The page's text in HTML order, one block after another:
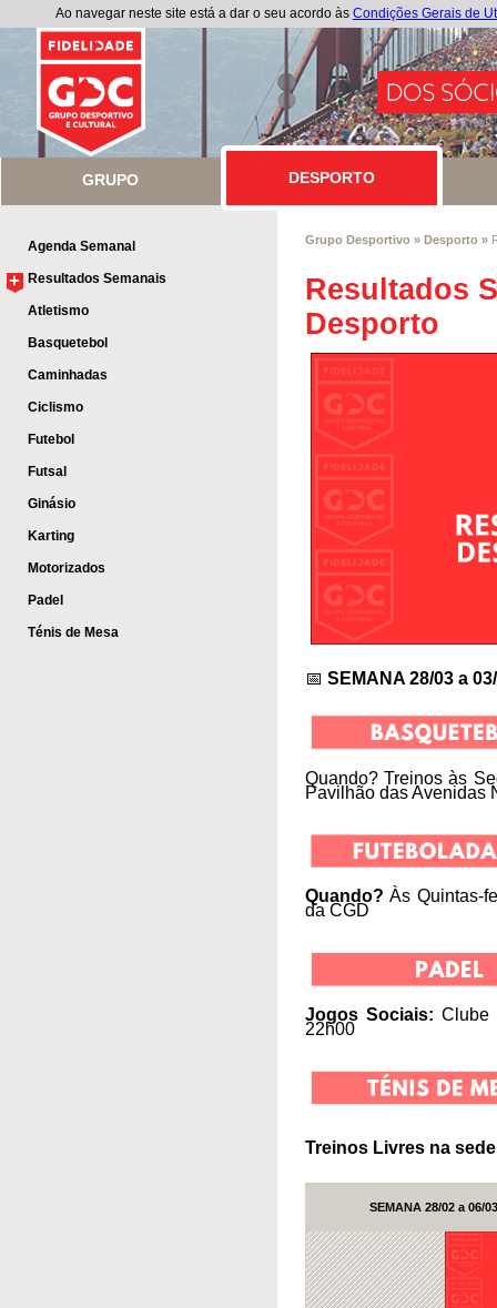
Ao navegar neste site está a dar o seu acordo às Condições Gerais de
GRUPO DESPORTO
DESPORTO
Agenda Semanal
+ Resultados Semanais
Atletismo
Basquetebol
Caminhadas
Ciclismo
Futebol
Futsal
Ginásio
Karting
Motorizados
Padel
Ténis de Mesa
Grupo Desportivo » Desporto »
Resultados
Desporto
📅 SEMANA 28/03 a
Quando? Treinos às
Pavilhão das Avenidas
Quando?Às Quintas-
da CGD
Jogos Sociais: Clube
22h00
Treinos Livres na
SEMANA 28/02 a 06/03